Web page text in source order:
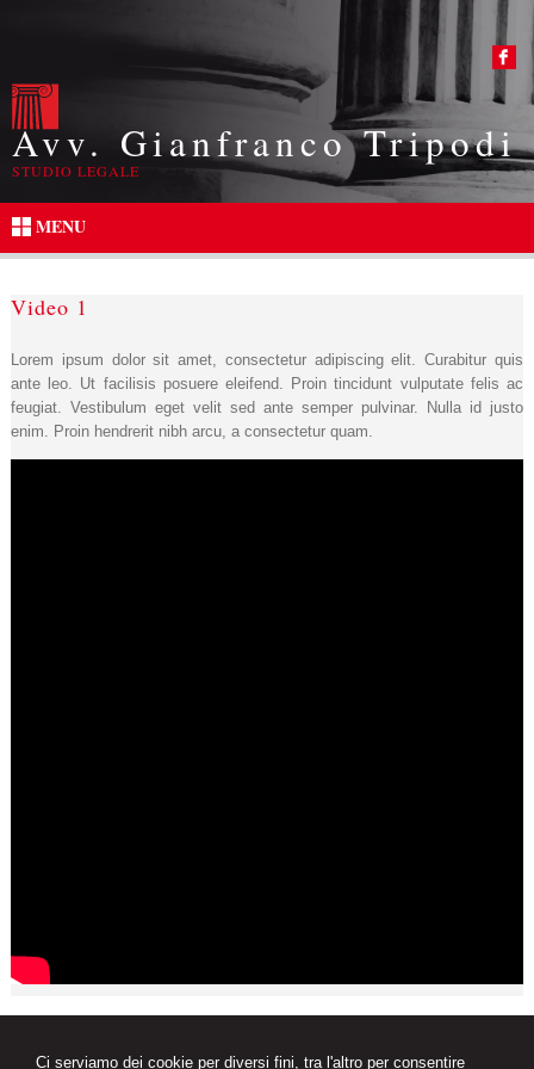
Ci serviamo dei cookie per diversi fini, tra l'altro per consentire
Avv. Gianfranco Tripodi
STUDIO LEGALE
MENU
Video 1
Lorem ipsum dolor sit amet, consectetur adipiscing elit. Curabitur quis
ante leo. Ut facilisis posuere eleifend. Proin tincidunt vulputate felis ac
feugiat. Vestibulum eget velit sed ante semper pulvinar. Nulla id justo
enim. Proin hendrerit nibh arcu, a consectetur quam.